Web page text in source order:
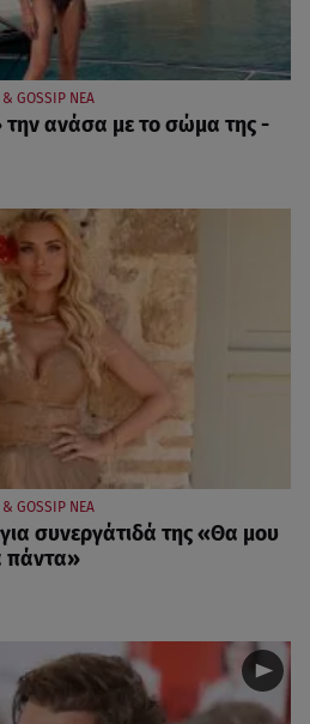
& GOSSIP ΝΕΑ
την ανάσα με το σώμα της -
& GOSSIP ΝΕΑ
συνεργάτιδά της «Θα μου
πάντα»